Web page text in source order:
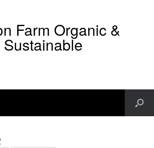
Farm Organic &
Sustainable